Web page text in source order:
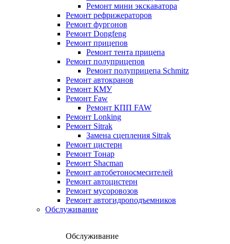
Ремонт мини экскаватора
Ремонт рефрижераторов
Ремонт фургонов
Ремонт Dongfeng
Ремонт прицепов
Ремонт тента прицепа
Ремонт полуприцепов
Ремонт полуприцепа Schmitz
Ремонт автокранов
Ремонт КМУ
Ремонт Faw
Ремонт КПП FAW
Ремонт Lonking
Ремонт Sitrak
Замена сцепления Sitrak
Ремонт цистерн
Ремонт Тонар
Ремонт Shacman
Ремонт автобетоносмесителей
Ремонт автоцистерн
Ремонт мусоровозов
Ремонт автогидроподъемников
Обслуживание
Обслуживание